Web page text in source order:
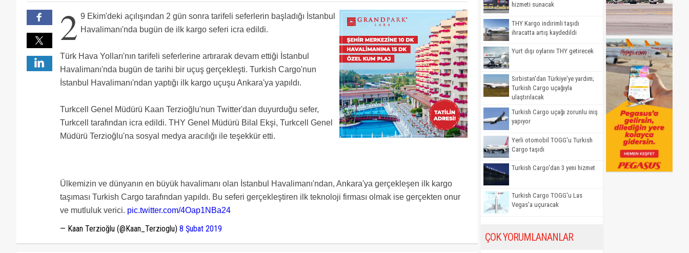
Sırf show olsun diye uçuşlar yapılıyor. 3 havalimanı tam açılana kadar yapılmamalı bu uçuşlar THY boşuna masraf yapıyor.
Yeni bir tarih yazılıyor... ilkler, açılışlar, ertelemeler...
Bu kardo taşımasını yapan uçağın, yukarıda fotoğrafını koyduğunuz a332F olduğundan emin misiniz? Arka plandaki görüntü de bana hiç
İstanbul Havalimanı gibi gelmedi???
Ben size uçan kargoyu söyleyeyim; 2 tane DHL’e ait kutu. Maksimum ikisinin ağırlığı 10 kilo gelir :) durmak yok yola devam
ALF konteyneri bilmeyen ve bizi elin Filipinlisine rezil eden COO’su olan TK Kargo’dan bahsediyorsunuz değil mi?
Benim anlamadığım İstanbul’a yeni havalimani yapılacağına, denize dolgu pistler yapılsa, tüm kalkış ve inişler bu pistlere yapilsa ve içeride
terminaller genişletilse 25 Milyar dolardan tasarruf edilmiş olmazmıydık?. Ve şehrin alakasız yerine gitmekten kurtulurduk.
ISL'ye Kalitta Air de olmak üzere halihazırda kargo uçağı inip kalkıyor ? İlk değil ki.
2 9 Ekim'deki açılışından 2 gün sonra tarifeli seferlerin başladığı İstanbul
Havalimanı'nda bugün de ilk kargo seferi icra edildi.
Türk Hava Yolları'nın tarifeli seferlerine artırarak devam ettiği İstanbul
Havalimanı'nda bugün de tarihi bir uçuş gerçekleşti. Turkish Cargo'nun
İstanbul Havalimanı'ndan yaptığı ilk kargo uçuşu Ankara'ya yapıldı.
Turkcell Genel Müdürü Kaan Terzioğlu'nun Twitter'dan duyurduğu sefer,
Turkcell tarafından icra edildi. THY Genel Müdürü Bilal Ekşi, Turkcell Genel
Müdürü Terzioğlu'na sosyal medya aracılığı ile teşekkür etti.
Ülkemizin ve dünyanın en büyük havalimanı olan İstanbul Havalimanı'ndan, Ankara'ya gerçekleşen ilk kargo
taşıması Turkish Cargo tarafından yapıldı. Bu seferi gerçekleştiren ilk teknoloji firması olmak ise gerçekten onur
ve mutluluk verici. pic.twitter.com/4Oap1NBa24
— Kaan Terzioğlu (@Kaan_Terzioglu) 8 Şubat 2019
hizmeti sunacak
THY Kargo indirimli taşıdı
ihracatta artış kaydedildi
Yurt dışı oylarını THY getirecek
Sırbistan'dan Türkiye'ye yardım;
Turkish Cargo uçağıyla
ulaştırılacak
Turkish Cargo uçağı zorunlu iniş
yapıyor
Yerli otomobil TOGG'u Turkish
Cargo taşıdı
Turkish Cargo'dan 3 yeni hizmet
Turkish Cargo TOGG'u Las
Vegas'a uçuracak
ÇOK YORUMLANANLAR